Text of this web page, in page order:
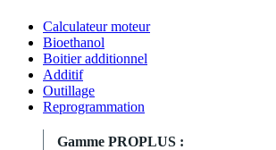
Calculateur moteur
Bioethanol
Boitier additionnel
Additif
Outillage
Reprogrammation
Gamme PROPLUS :